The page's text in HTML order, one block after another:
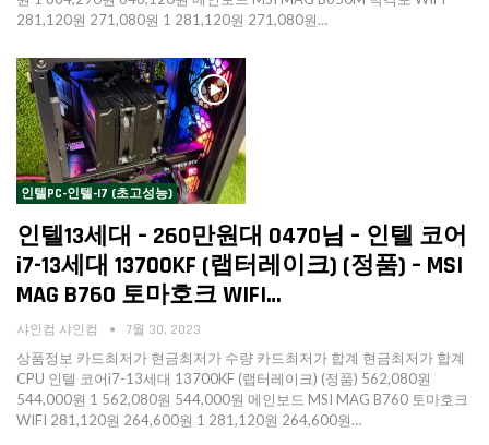
281,120원 271,080원 1 281,120원 271,080원…
인텔PC-인텔-I7 (초고성능)
인텔13세대 – 260만원대 0470님 – 인텔 코어
i7-13세대 13700KF (랩터레이크) (정품) – MSI
MAG B760 토마호크 WIFI…
샤인컴 샤인컴 7월 30, 2023
상품정보 카드최저가 현금최저가 수량 카드최저가 합계 현금최저가 합계
CPU 인텔 코어i7-13세대 13700KF (랩터레이크) (정품) 562,080원
544,000원 1 562,080원 544,000원 메인보드 MSI MAG B760 토마호크
WIFI 281,120원 264,600원 1 281,120원 264,600원…